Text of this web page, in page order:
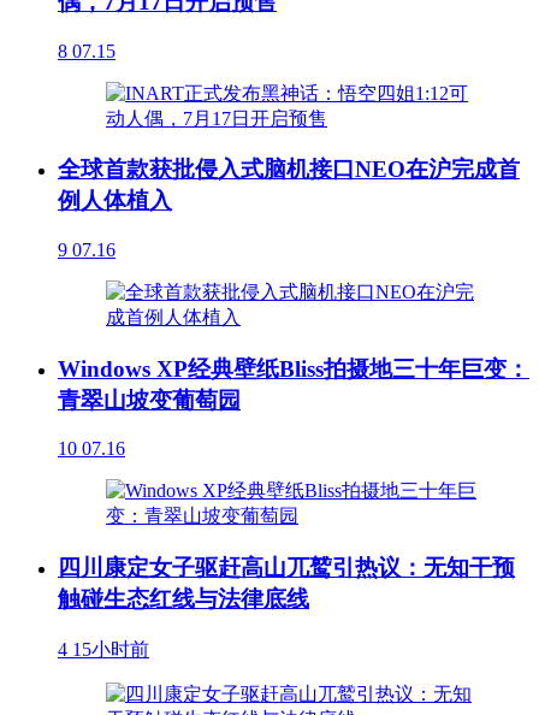
8 07.15
全球首款获批侵入式脑机接口NEO在沪完成首
例人体植入
9 07.16
Windows XP经典壁纸Bliss拍摄地三十年巨变：
青翠山坡变葡萄园
10 07.16
四川康定女子驱赶高山兀鹫引热议：无知干预
触碰生态红线与法律底线
4 15小时前